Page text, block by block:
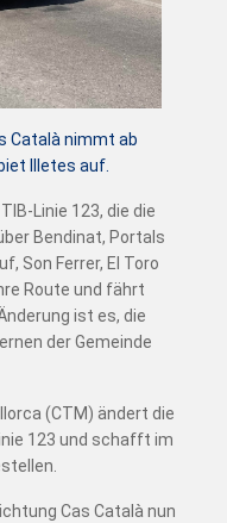
Català nimmt ab
Illetes auf.
Linie 123, die die
Bendinat, Portals
Son Ferrer, El Toro
Route und fährt
ist es, die
der Gemeinde
(CTM) ändert die
123 und schafft im
Cas Català nun